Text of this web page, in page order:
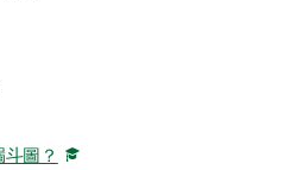
圖？